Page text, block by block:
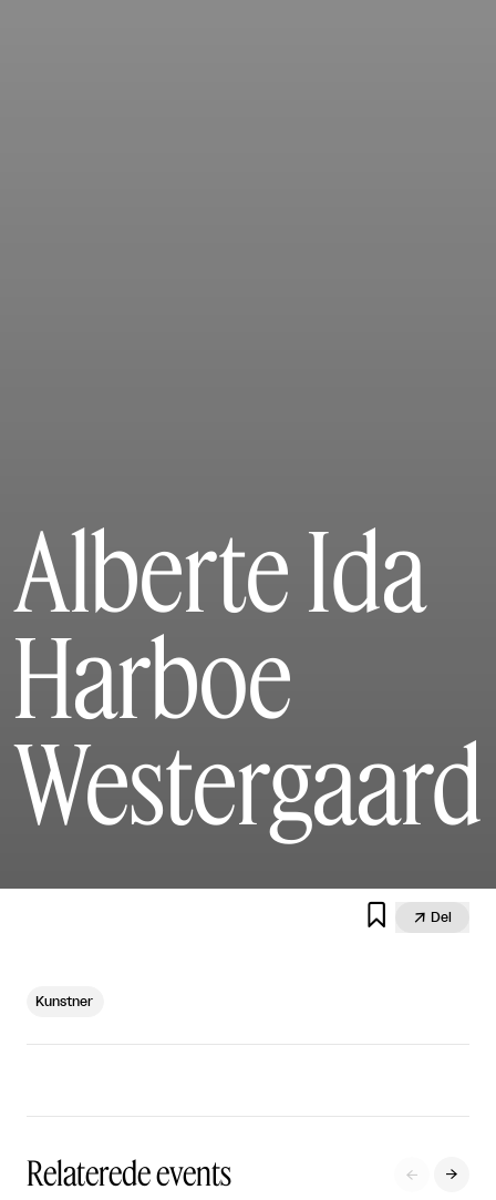
Alberte Ida
Harboe
Westergaard
  Del
Kunstner
Relaterede events  